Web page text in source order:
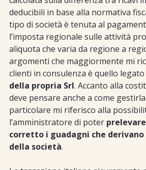
deducibili in base alla normativa
tipo di società è tenuta al
l’imposta regionale sulle attività
aliquota che varia da regione a
argomenti che maggiormente mi
clienti in consulenza è quello legato
della propria Srl. Accanto alla
deve pensare anche a come
particolare mi riferisco alla
l’amministratore di poter
corretto i guadagni che
della società.